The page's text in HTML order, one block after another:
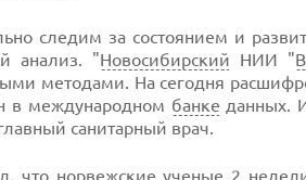
следим за состоянием и
анализ. "Новосибирский НИИ "
методами. На сегодня
в международном банке данных.
санитарный врач.
что норвежские ученые 2